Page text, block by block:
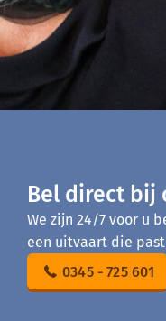
Bel direct bij
We zijn 24/7 voor u
een uitvaart die
0345 - 725 601